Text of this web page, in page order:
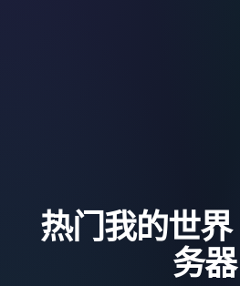
热门我的世界
务器